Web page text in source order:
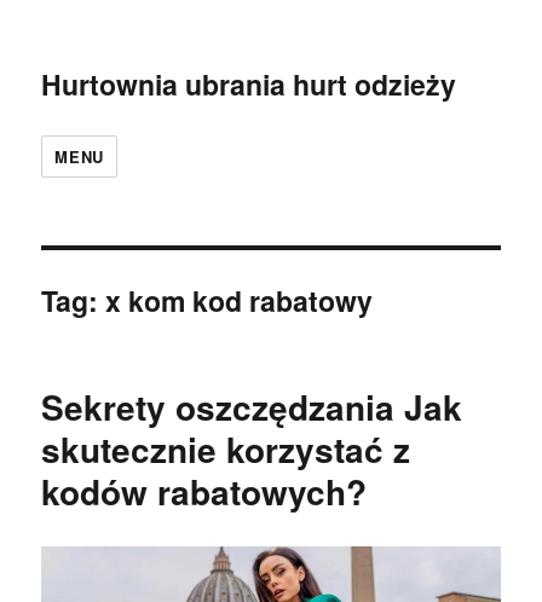
Hurtownia ubrania hurt odzieży
MENU
Tag:x kom kod rabatowy
Sekrety oszczędzania Jak
skutecznie korzystać z
kodów rabatowych?